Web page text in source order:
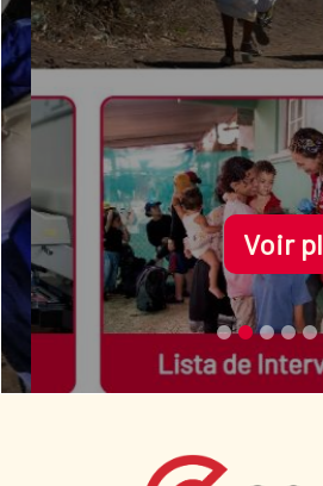
Voir plus